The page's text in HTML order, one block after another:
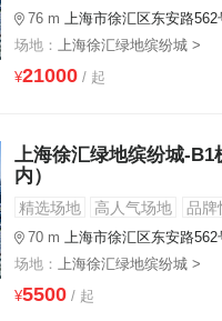
76 m
上海市徐汇区东安路562号(龙华中路
场地： 上海徐汇绿地缤纷城 >
¥21000/ 起
上海徐汇绿地缤纷城-
内）
精选场地 高人气场地 品牌
70 m
上海市徐汇区东安路562号(龙华中路
场地： 上海徐汇绿地缤纷城 >
¥5500/ 起